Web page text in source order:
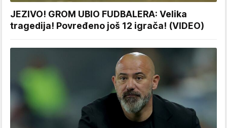
JEZIVO! GROM UBIO FUDBALERA: Velika
tragedija! Povređeno još 12 igrača! (VIDEO)